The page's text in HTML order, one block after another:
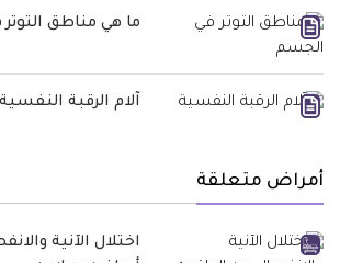
ما هي مناطق
آلام الرقبة
أمراض متعلقة
اختلال الآنية